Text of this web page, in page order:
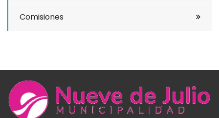
Comisiones